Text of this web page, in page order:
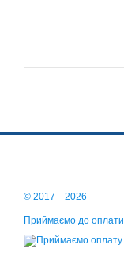
© 2017—2026
Приймаємо до оплати